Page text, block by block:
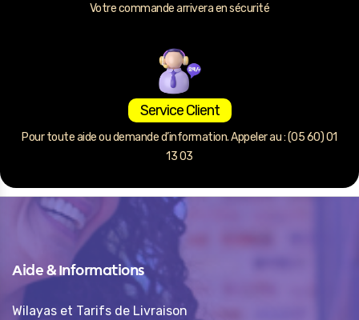
Votre commande arrivera en sécurité
Service Client
Pour toute aide ou demande d’information. Appeler au : (05 60) 01
13 03
Aide & Informations
Wilayas et Tarifs de Livraison